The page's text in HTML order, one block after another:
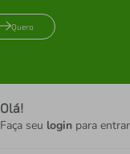
Quero
Olá!
Faça seu login para entrar